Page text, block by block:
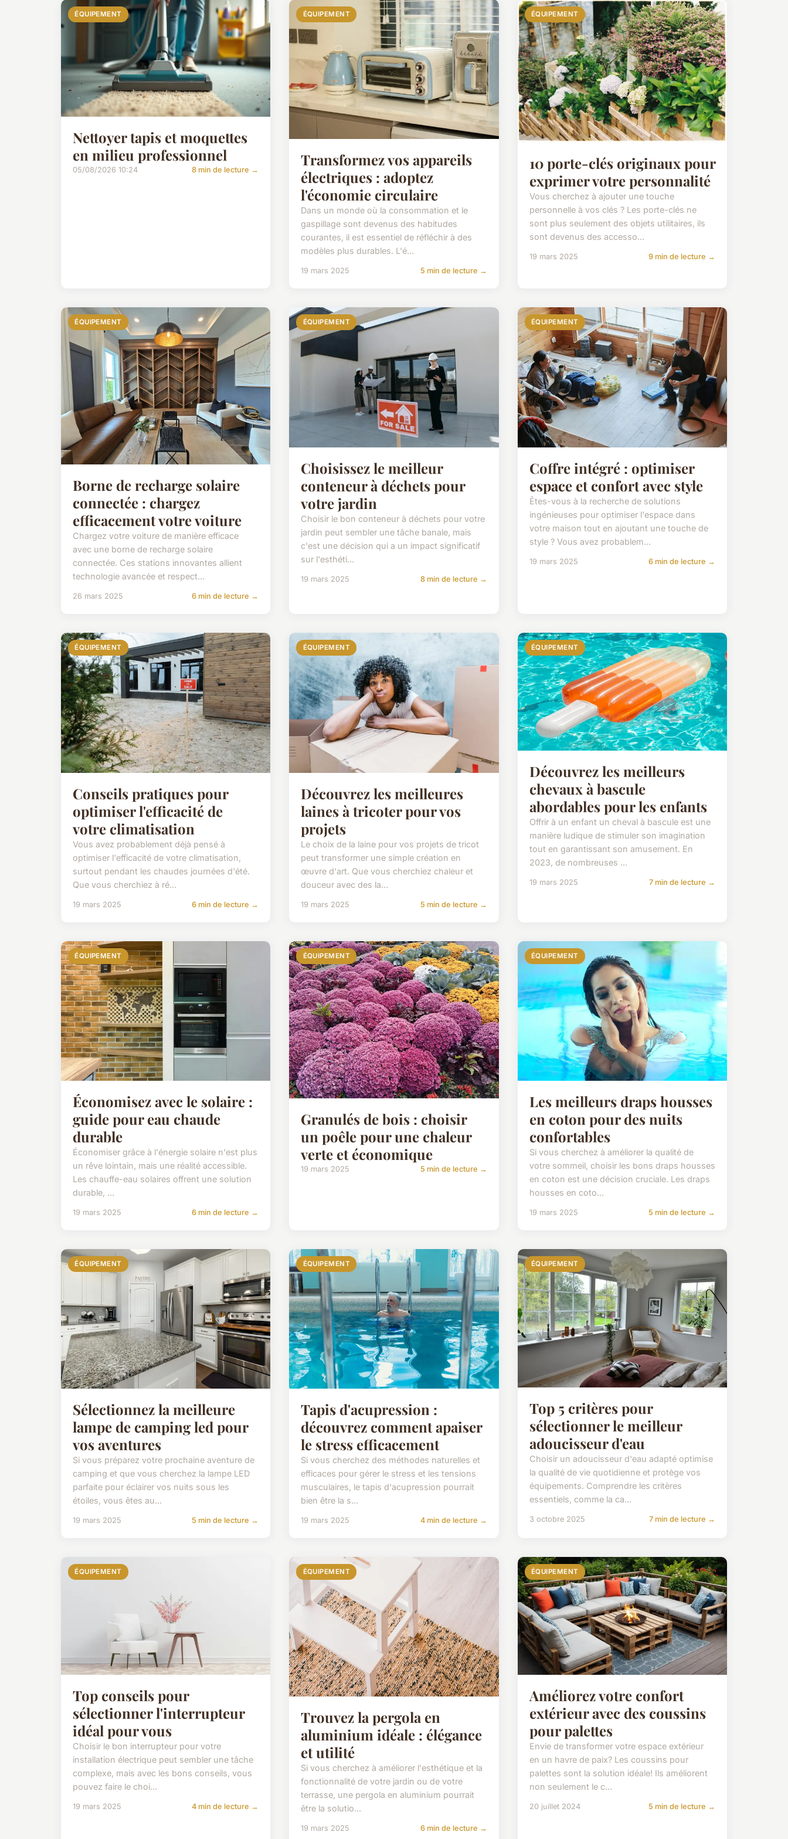
ÉQUIPEMENT
Nettoyer tapis et moquettes
en milieu professionnel
05/08/2026 10:24 8 min de lecture →
ÉQUIPEMENT
Transformez vos appareils
électriques : adoptez
l'économie circulaire
Dans un monde où la consommation et le
gaspillage sont devenus des habitudes
courantes, il est essentiel de réfléchir à des
modèles plus durables. L'é...
19 mars 2025 5 min de lecture →
ÉQUIPEMENT
10 porte-clés originaux pour
exprimer votre personnalité
Vous cherchez à ajouter une touche
personnelle à vos clés ? Les porte-clés ne
sont plus seulement des objets utilitaires, ils
sont devenus des accesso...
19 mars 2025 9 min de lecture →
ÉQUIPEMENT
Borne de recharge solaire
connectée : chargez
efficacement votre voiture
Chargez votre voiture de manière efficace
avec une borne de recharge solaire
connectée. Ces stations innovantes allient
technologie avancée et respect...
26 mars 2025 6 min de lecture →
ÉQUIPEMENT
Choisissez le meilleur
conteneur à déchets pour
votre jardin
Choisir le bon conteneur à déchets pour votre
jardin peut sembler une tâche banale, mais
c'est une décision qui a un impact significatif
sur l'esthéti...
19 mars 2025 8 min de lecture →
ÉQUIPEMENT
Coffre intégré : optimiser
espace et confort avec style
Êtes-vous à la recherche de solutions
ingénieuses pour optimiser l'espace dans
votre maison tout en ajoutant une touche de
style ? Vous avez probablem...
19 mars 2025 6 min de lecture →
ÉQUIPEMENT
Conseils pratiques pour
optimiser l'efficacité de
votre climatisation
Vous avez probablement déjà pensé à
optimiser l'efficacité de votre climatisation,
surtout pendant les chaudes journées d'été.
Que vous cherchiez à ré...
19 mars 2025 6 min de lecture →
ÉQUIPEMENT
Découvrez les meilleures
laines à tricoter pour vos
projets
Le choix de la laine pour vos projets de tricot
peut transformer une simple création en
œuvre d'art. Que vous cherchiez chaleur et
douceur avec des la...
19 mars 2025 5 min de lecture →
ÉQUIPEMENT
Découvrez les meilleurs
chevaux à bascule
abordables pour les enfants
Offrir à un enfant un cheval à bascule est une
manière ludique de stimuler son imagination
tout en garantissant son amusement. En
2023, de nombreuses ...
19 mars 2025 7 min de lecture →
ÉQUIPEMENT
Économisez avec le solaire :
guide pour eau chaude
durable
Économiser grâce à l'énergie solaire n'est plus
un rêve lointain, mais une réalité accessible.
Les chauffe-eau solaires offrent une solution
durable, ...
19 mars 2025 6 min de lecture →
ÉQUIPEMENT
Granulés de bois : choisir
un poêle pour une chaleur
verte et économique
19 mars 2025 5 min de lecture →
ÉQUIPEMENT
Les meilleurs draps housses
en coton pour des nuits
confortables
Si vous cherchez à améliorer la qualité de
votre sommeil, choisir les bons draps housses
en coton est une décision cruciale. Les draps
housses en coto...
19 mars 2025 5 min de lecture →
ÉQUIPEMENT
Sélectionnez la meilleure
lampe de camping led pour
vos aventures
Si vous préparez votre prochaine aventure de
camping et que vous cherchez la lampe LED
parfaite pour éclairer vos nuits sous les
étoiles, vous êtes au...
19 mars 2025 5 min de lecture →
ÉQUIPEMENT
Tapis d'acupression :
découvrez comment apaiser
le stress efficacement
Si vous cherchez des méthodes naturelles et
efficaces pour gérer le stress et les tensions
musculaires, le tapis d'acupression pourrait
bien être la s...
19 mars 2025 4 min de lecture →
ÉQUIPEMENT
Top 5 critères pour
sélectionner le meilleur
adoucisseur d'eau
Choisir un adoucisseur d'eau adapté optimise
la qualité de vie quotidienne et protège vos
équipements. Comprendre les critères
essentiels, comme la ca...
3 octobre 2025 7 min de lecture →
ÉQUIPEMENT
Top conseils pour
sélectionner l'interrupteur
idéal pour vous
Choisir le bon interrupteur pour votre
installation électrique peut sembler une tâche
complexe, mais avec les bons conseils, vous
pouvez faire le choi...
19 mars 2025 4 min de lecture →
ÉQUIPEMENT
Trouvez la pergola en
aluminium idéale : élégance
et utilité
Si vous cherchez à améliorer l'esthétique et la
fonctionnalité de votre jardin ou de votre
terrasse, une pergola en aluminium pourrait
être la solutio...
19 mars 2025 6 min de lecture →
ÉQUIPEMENT
Améliorez votre confort
extérieur avec des coussins
pour palettes
Envie de transformer votre espace extérieur
en un havre de paix? Les coussins pour
palettes sont la solution idéale! Ils améliorent
non seulement le c...
20 juillet 2024 5 min de lecture →